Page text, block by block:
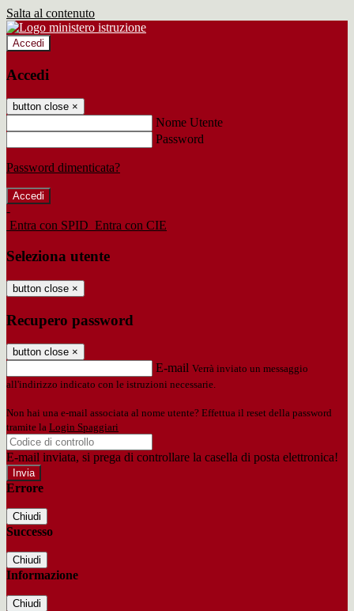
Salta al contenuto
Accedi
Accedi
button close ×
Nome Utente
Password
Password dimenticata?
-
Entra con SPID Entra con CIE
Seleziona utente
button close ×
Recupero password
button close ×
E-mail Verrà inviato un messaggio
all'indirizzo indicato con le istruzioni necessarie.
Non hai una e-mail associata al nome utente? Effettua il reset della password
tramite la Login Spaggiari
E-mail inviata, si prega di controllare la casella di posta elettronica!
Errore
Chiudi
Successo
Chiudi
Informazione
Chiudi